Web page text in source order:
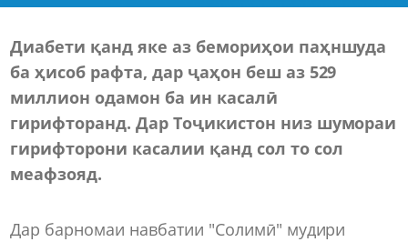
Диабети қанд яке аз бемориҳои паҳншуда
ба ҳисоб рафта, дар ҷаҳон беш аз 529
миллион одамон ба ин касалӣ
гирифторанд. Дар Тоҷикистон низ шумораи
гирифторони касалии қанд сол то сол
меафзояд.
Дар барномаи навбатии "Солимӣ" мудири